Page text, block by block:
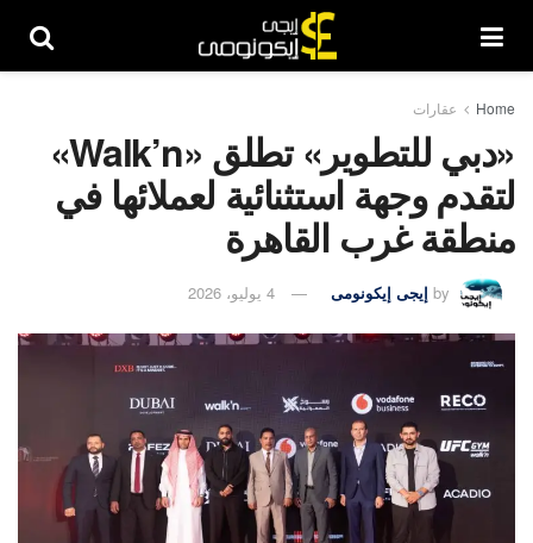
Home عقارات
«دبي للتطوير» تطلق «Walk’n»
لتقدم وجهة استثنائية لعملائها في
منطقة غرب القاهرة
by إيجى إيكونومى 4 يوليو، 2026